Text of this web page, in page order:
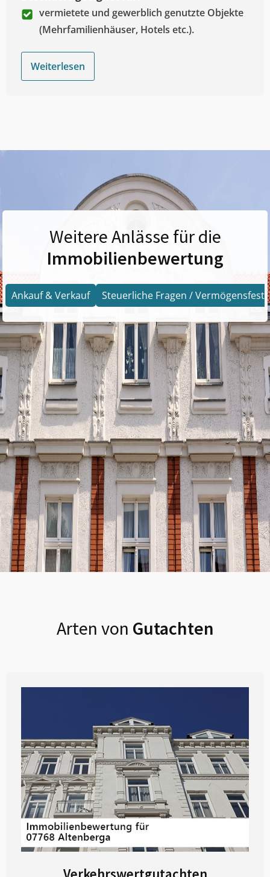
vermietete und gewerblich genutzte Objekte
(Mehrfamilienhäuser, Hotels etc.).
Weiterlesen
Weitere Anlässe für die
Immobilienbewertung
Ankauf & Verkauf Steuerliche Fragen /
Arten von Gutachten